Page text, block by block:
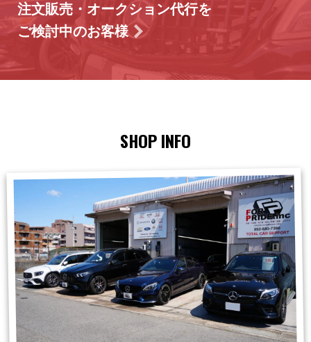
注文販売・オークション代行を
ご検討中のお客様
SHOP INFO